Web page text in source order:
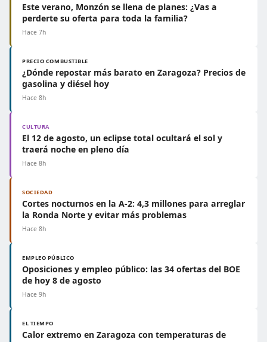
Este verano, Monzón se llena de planes: ¿Vas a
perderte su oferta para toda la familia?
Hace 7h
PRECIO COMBUSTIBLE
¿Dónde repostar más barato en Zaragoza? Precios de
gasolina y diésel hoy
Hace 8h
CULTURA
El 12 de agosto, un eclipse total ocultará el sol y
traerá noche en pleno día
Hace 8h
SOCIEDAD
Cortes nocturnos en la A-2: 4,3 millones para arreglar
la Ronda Norte y evitar más problemas
Hace 8h
EMPLEO PÚBLICO
Oposiciones y empleo público: las 34 ofertas del BOE
de hoy 8 de agosto
Hace 9h
EL TIEMPO
Calor extremo en Zaragoza con temperaturas de